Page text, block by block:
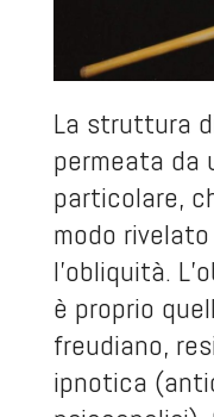
La struttura
permeata da
particolare,
modo
l’obliquità.
è proprio
freudiano,
ipnotica